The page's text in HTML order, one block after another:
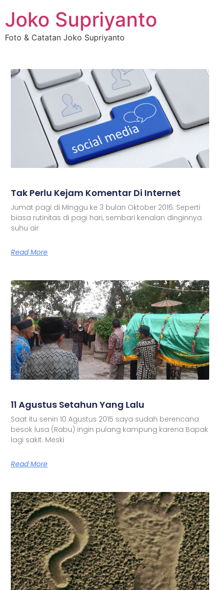
Joko Supriyanto
Foto & Catatan Joko Supriyanto
Tak Perlu Kejam Komentar Di Internet
Jumat pagi di Minggu ke 3 bulan Oktober 2016. Seperti
biasa rutinitas di pagi hari, sembari kenalan dinginnya
suhu air
Read More
11 Agustus Setahun Yang Lalu
Saat itu senin 10 Agustus 2015 saya sudah berencana
besok lusa (Rabu) ingin pulang kampung karena Bapak
lagi sakit. Meski
Read More